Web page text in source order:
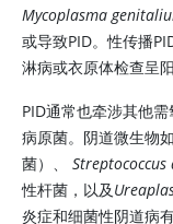
Mycoplasma
或导致PID。性传播
淋病或衣原体检查呈阳
PID通常也牵涉其他
病原菌。阴道微生物如
菌）、
性杆菌，以及
炎症和细菌性阴道病